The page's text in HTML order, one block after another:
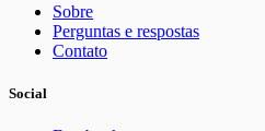
Sobre
Perguntas e respostas
Contato
Social